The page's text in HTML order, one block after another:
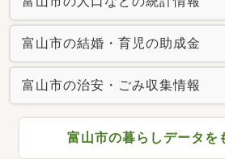
富山市の結婚・育児の助成金
富山市の治安・ごみ収集情報
富山市の暮らしデータを